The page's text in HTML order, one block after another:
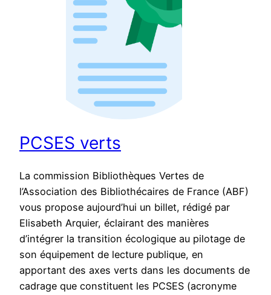
PCSES verts
La commission Bibliothèques Vertes de
l’Association des Bibliothécaires de France (ABF)
vous propose aujourd’hui un billet, rédigé par
Elisabeth Arquier, éclairant des manières
d’intégrer la transition écologique au pilotage de
son équipement de lecture publique, en
apportant des axes verts dans les documents de
cadrage que constituent les PCSES (acronyme